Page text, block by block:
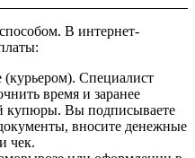
В интернет-
Специалист
время и заранее
купюры. Вы подписываете
вносите денежные
чек.